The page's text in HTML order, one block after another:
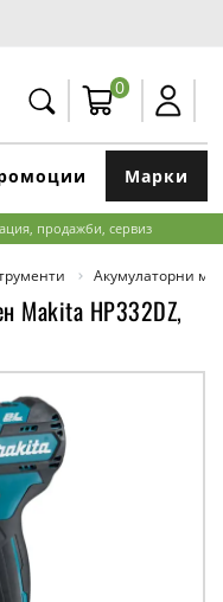
0
Марки
продажби, сервиз
Акумулаторни
Makita HP332DZ,